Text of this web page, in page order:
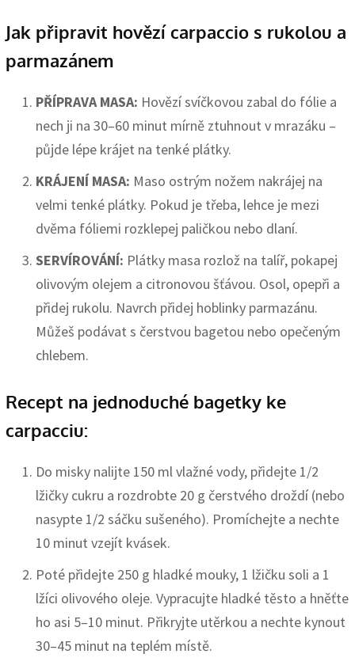
Jak připravit hovězí carpaccio s rukolou a
parmazánem
PŘÍPRAVA MASA: Hovězí svíčkovou zabal do fólie a
nech ji na 30–60 minut mírně ztuhnout v mrazáku –
půjde lépe krájet na tenké plátky.
KRÁJENÍ MASA: Maso ostrým nožem nakrájej na
velmi tenké plátky. Pokud je třeba, lehce je mezi
dvěma fóliemi rozklepej paličkou nebo dlaní.
SERVÍROVÁNÍ: Plátky masa rozlož na talíř, pokapej
olivovým olejem a citronovou šťávou. Osol, opepři a
přidej rukolu. Navrch přidej hoblinky parmazánu.
Můžeš podávat s čerstvou bagetou nebo opečeným
chlebem.
Recept na jednoduché bagetky ke
carpacciu:
Do misky nalijte 150 ml vlažné vody, přidejte 1/2
lžičky cukru a rozdrobte 20 g čerstvého droždí (nebo
nasypte 1/2 sáčku sušeného). Promíchejte a nechte
10 minut vzejít kvásek.
Poté přidejte 250 g hladké mouky, 1 lžičku soli a 1
lžíci olivového oleje. Vypracujte hladké těsto a hněťte
ho asi 5–10 minut. Přikryjte utěrkou a nechte kynout
30–45 minut na teplém místě.